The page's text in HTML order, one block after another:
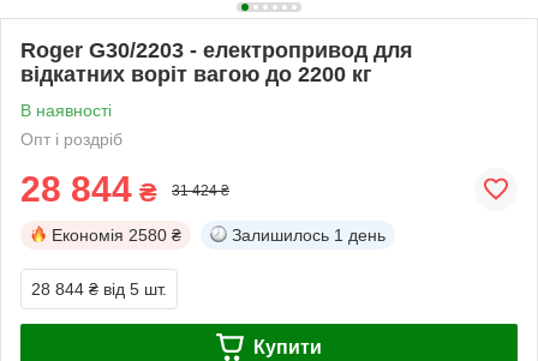
Roger G30/2203 - електропривод для
відкатних воріт вагою до 2200 кг
В наявності
Опт і роздріб
28 844 ₴ 31 424 ₴
Економія 2580 ₴ Залишилось 1 день
28 844 ₴ від 5 шт.
Купити